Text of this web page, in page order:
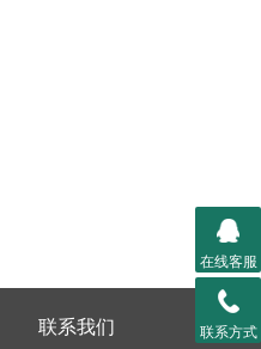
联系我们
在线客服
联系方式